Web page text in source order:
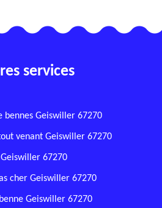
services
bennes Geiswiller 67270
venant Geiswiller 67270
67270
cher Geiswiller 67270
Geiswiller 67270